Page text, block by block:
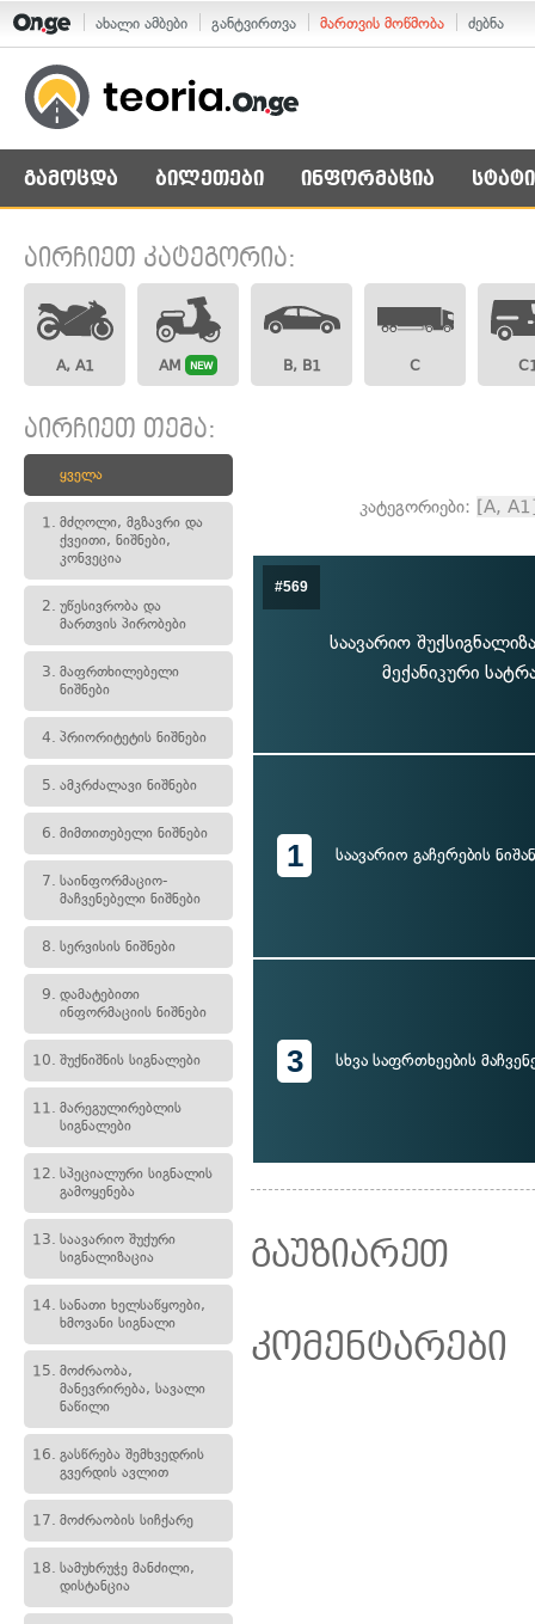
ახალი ამბები განტვირთვა მართვის მოწმობა ძებნა
გამოცდა ბილეთები ინფორმაცია
აირჩიეთ კატეგორია:
A, A1 AM NEW B, B1 C
აირჩიეთ თემა:
ყველა
1. მძღოლი, მგზავრი და
ქვეითი, ნიშნები,
კონვეცია
2. უწესივრობა და
მართვის პირობები
3. მაფრთხილებელი
ნიშნები
4. პრიორიტეტის ნიშნები
5. ამკრძალავი ნიშნები
6. მიმთითებელი ნიშნები
7. საინფორმაციო-
მაჩვენებელი ნიშნები
8. სერვისის ნიშნები
9. დამატებითი
ინფორმაციის ნიშნები
10. შუქნიშნის სიგნალები
11. მარეგულირებლის
სიგნალები
12. სპეციალური სიგნალის
გამოყენება
13. საავარიო შუქური
სიგნალიზაცია
14. სანათი ხელსაწყოები,
ხმოვანი სიგნალი
15. მოძრაობა,
მანევრირება, სავალი
ნაწილი
16. გასწრება შემხვედრის
გვერდის ავლით
17. მოძრაობის სიჩქარე
18. სამუხრუჭე მანძილი,
დისტანცია
კატეგორიები: [A,
#569
საავარიო
მექანიკური
1 საავარიო გაჩერების
3 სხვა საფრთხეების
გაუზიარეთ
კომენტარები